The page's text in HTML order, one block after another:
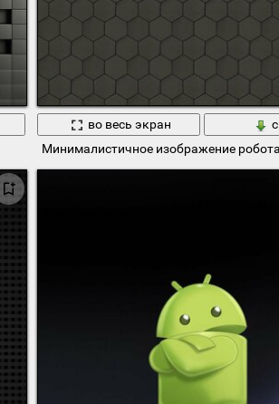
во весь экран
Минималистичное изображение